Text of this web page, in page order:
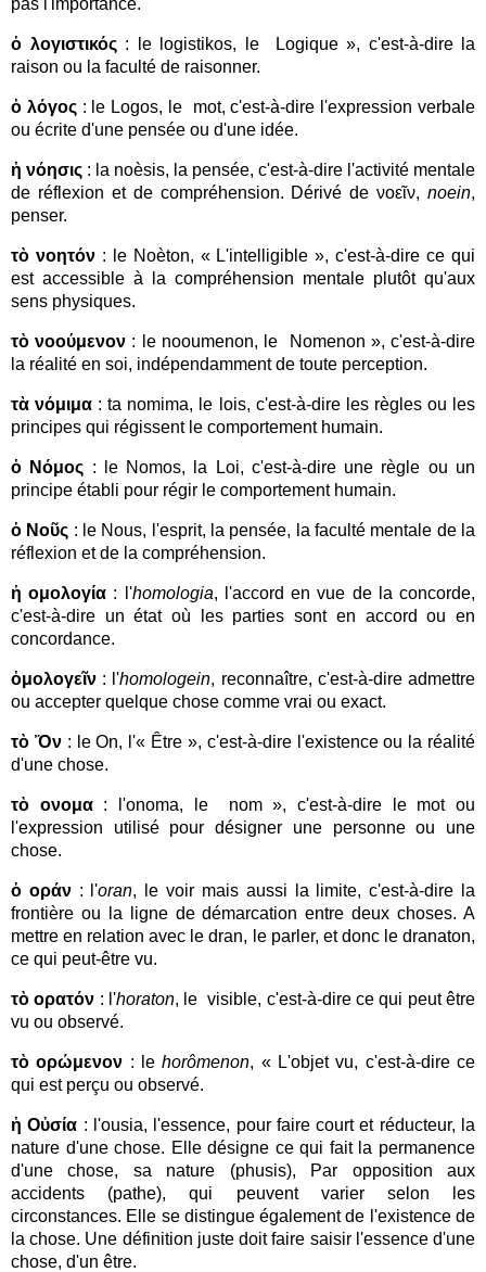
ὁ λογιστικός: le logistikos, le Logique », c'est-à-dire la
raison ou la faculté de raisonner.
ὁ λόγος: le Logos, le mot, c'est-à-dire l'expression verbale
ou écrite d'une pensée ou d'une idée.
ἡ νόησις : la noèsis, la pensée, c'est-à-dire l'activité mentale
de réflexion et de compréhension. Dérivé de νοεῖν, noein,
penser.
τὸ νοητόν: le Noèton, « L'intelligible », c'est-à-dire ce qui
est accessible à la compréhension mentale plutôt qu'aux
sens physiques.
τὸ νοούμενον : le nooumenon, le Nomenon », c'est-à-dire
la réalité en soi, indépendamment de toute perception.
τὰ νόμιμα : ta nomima, le lois, c'est-à-dire les règles ou les
principes qui régissent le comportement humain.
ὁ Νόμος : le Nomos, la Loi, c'est-à-dire une règle ou un
principe établi pour régir le comportement humain.
ὁ Νοῦς : le Nous, l'esprit, la pensée, la faculté mentale de la
réflexion et de la compréhension.
ἡ ομολογία : l'homologia, l'accord en vue de la concorde,
c'est-à-dire un état où les parties sont en accord ou en
concordance.
ὁμολογεῖν : l'homologein, reconnaître, c'est-à-dire admettre
ou accepter quelque chose comme vrai ou exact.
τὸ Ὄν: le On, l'« Être », c'est-à-dire l'existence ou la réalité
d'une chose.
τὸ ονομα: l'onoma, le nom », c'est-à-dire le mot ou
l'expression utilisé pour désigner une personne ou une
chose.
ὁ οράν: l'oran, le voir mais aussi la limite, c'est-à-dire la
frontière ou la ligne de démarcation entre deux choses. A
mettre en relation avec le dran, le parler, et donc le dranaton,
ce qui peut-être vu.
τὸ ορατόν : l'horaton, le visible, c'est-à-dire ce qui peut être
vu ou observé.
τὸ ορώμενον : lehorômenon, « L'objet vu, c'est-à-dire ce
qui est perçu ou observé.
ἡ Οὐσία : l'ousia, l'essence, pour faire court et réducteur, la
nature d'une chose. Elle désigne ce qui fait la permanence
d'une chose, sa nature (phusis), Par opposition aux
accidents (pathe), qui peuvent varier selon les
circonstances. Elle se distingue également de l'existence de
la chose. Une définition juste doit faire saisir l'essence d'une
chose, d'un être.